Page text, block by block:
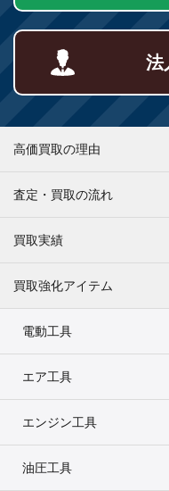
法
高価買取の理由
査定・買取の流れ
買取実績
買取強化アイテム
電動工具
エア工具
エンジン工具
油圧工具